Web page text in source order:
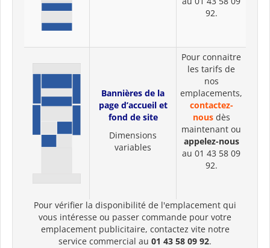
92.
Bannières de la
page d’accueil et
fond de site
Dimensions
variables
Pour connaitre
les tarifs de
nos
emplacements,
contactez-
nousdès
maintenant ou
appelez-nous
au 01 43 58 09
92.
Pour vérifier la disponibilité de l'emplacement qui
vous intéresse ou passer commande pour votre
emplacement publicitaire, contactez vite notre
service commercial au 01 43 58 09 92.